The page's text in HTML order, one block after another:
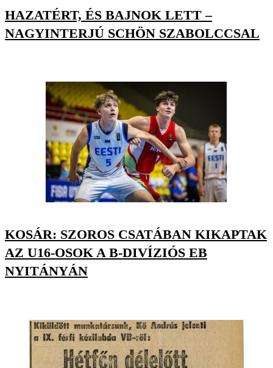
HAZATÉRT, ÉS BAJNOK LETT –
NAGYINTERJÚ SCHÖN SZABOLCCSAL
KOSÁR: SZOROS CSATÁBAN KIKAPTAK
AZ U16-OSOK A B-DIVÍZIÓS EB
NYITÁNYÁN